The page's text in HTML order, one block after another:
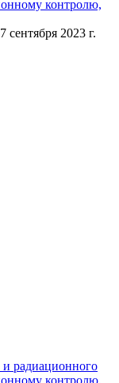
2023 г.